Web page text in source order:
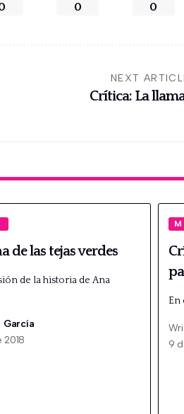
0 0
NEXT
Crítica: La
de las tejas verdes
de la historia de Ana
García
2018
En
9